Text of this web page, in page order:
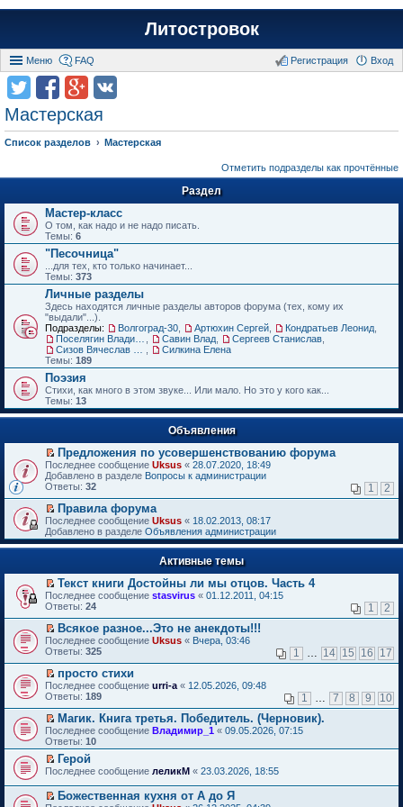
Литостровок
Меню FAQ Вход
Регистрация
Мастерская
Список разделов Мастерская
Отметить подразделы как прочтённые
Раздел
Мастер-класс
О том, как надо и не надо писать.
Темы: 6
"Песочница"
...для тех, кто только начинает...
Темы: 373
Личные разделы
Здесь находятся личные разделы авторов форума (тех, кому их
"выдали"...).
Подразделы:
Волгоград-30 Артюхин Сергей Кондратьев Леонид
Савин Влад Сергеев Станислав
Силкина Елена
Темы: 189
Поэзия
Стихи, как много в этом звуке... Или мало. Но это у кого как...
Темы: 13
Объявления
П
е
р
й
т
и
к
п
в
о
м
у
н
е
п
р
о
ч
и
т
а
н
н
о
м
у
с
о
о
Предложения по усовершенствованию форума
Последнее сообщение Uksus « 28.07.2020, 18:49
Добавлено в разделе Вопросы к администрации
Ответы: 32 1 2
П
е
р
е
т
и
к
п
р
в
о
м
у
н
е
п
р
о
ч
и
т
а
н
н
о
Правила форума
Последнее сообщение Uksus « 18.02.2013, 08:17
Добавлено в разделе Объявления администрации
Активные темы
П
е
е
й
т
и
п
е
р
в
о
м
у
н
е
п
р
о
Текст книги Достойны ли мы отцов. Часть 4
Последнее сообщение stasvirus « 01.12.2011, 04:15
Ответы: 24 1 2
П
е
е
й
т
и
к
п
е
р
в
о
м
у
н
Всякое разное...Это не анекдоты!!!
Последнее сообщение Uksus « Вчера, 03:46
Ответы: 325 1 … 14 15 16 17
П
е
е
й
т
и
п
р
в
просто стихи
Последнее сообщение urri-a « 12.05.2026, 09:48
Ответы: 189 1 … 7 8 9 10
П
е
р
й
и
к
Магик. Книга третья. Победитель. (Черновик).
Последнее сообщение Владимир_1 « 09.05.2026, 07:15
Ответы: 10
П
р
е
Герой
Последнее сообщение леликМ « 23.03.2026, 18:55
Божественная кухня от А до Я